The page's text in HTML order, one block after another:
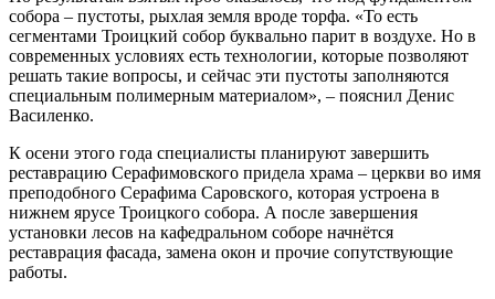
собора – пустоты, рыхлая земля вроде торфа. «То есть
сегментами Троицкий собор буквально парит в воздухе. Но в
современных условиях есть технологии, которые позволяют
решать такие вопросы, и сейчас эти пустоты заполняются
специальным полимерным материалом», – пояснил Денис
Василенко.
К осени этого года специалисты планируют завершить
реставрацию Серафимовского придела храма – церкви во имя
преподобного Серафима Саровского, которая устроена в
нижнем ярусе Троицкого собора. А после завершения
установки лесов на кафедральном соборе начнётся
реставрация фасада, замена окон и прочие сопутствующие
работы.